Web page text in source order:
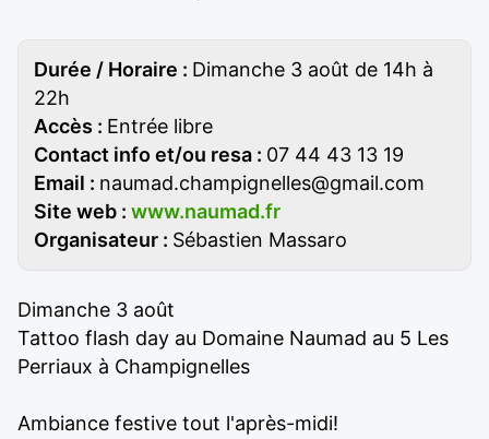
Durée / Horaire : Dimanche 3 août de 14h à
22h
Accès : Entrée libre
Contact info et/ou resa : 07 44 43 13 19
Email : naumad.champignelles@gmail.com
Site web : www.naumad.fr
Organisateur : Sébastien Massaro
Dimanche 3 août
Tattoo flash day au Domaine Naumad au 5 Les
Perriaux à Champignelles
Ambiance festive tout l'après-midi!